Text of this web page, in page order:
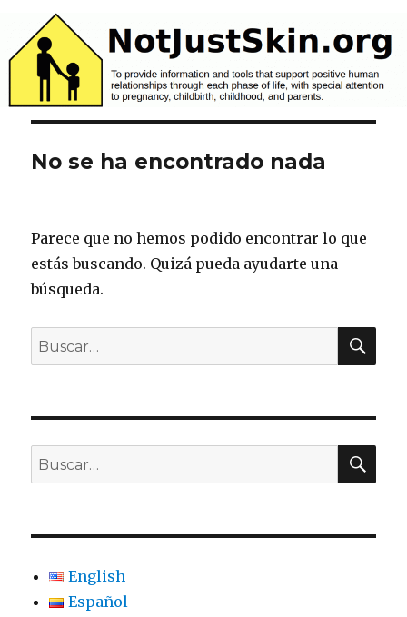
NotJustSkin.org
No se ha encontrado nada
Parece que no hemos podido encontrar lo que
estás buscando. Quizá pueda ayudarte una
búsqueda.
Buscar
por:
Buscar
por:
English
Español